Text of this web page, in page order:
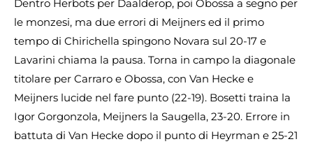
Dentro Herbots per Daalderop, poi Obossa a segno per
le monzesi, ma due errori di Meijners ed il primo
tempo di Chirichella spingono Novara sul 20-17 e
Lavarini chiama la pausa. Torna in campo la diagonale
titolare per Carraro e Obossa, con Van Hecke e
Meijners lucide nel fare punto (22-19). Bosetti traina la
Igor Gorgonzola, Meijners la Saugella, 23-20. Errore in
battuta di Van Hecke dopo il punto di Heyrman e 25-21